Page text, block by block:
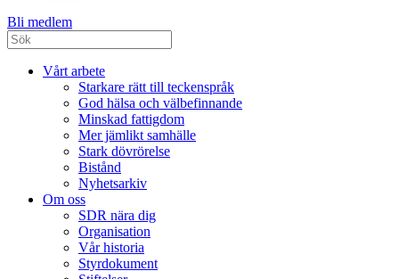
Bli medlem
Vårt arbete
Starkare rätt till teckenspråk
God hälsa och välbefinnande
Minskad fattigdom
Mer jämlikt samhälle
Stark dövrörelse
Bistånd
Nyhetsarkiv
Om oss
SDR nära dig
Organisation
Vår historia
Styrdokument